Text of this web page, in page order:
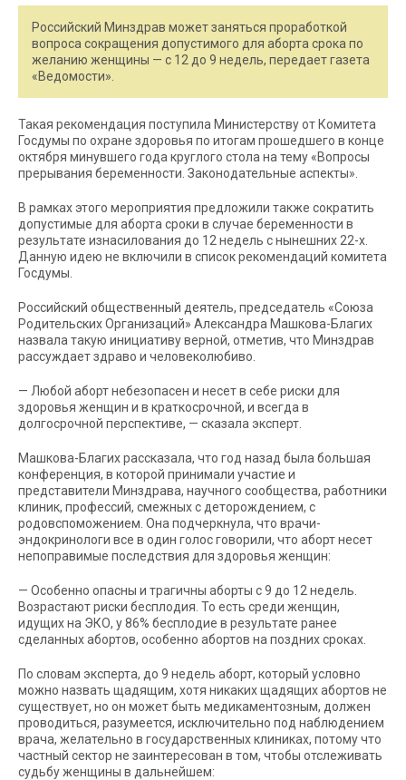
Российский Минздрав может заняться проработкой
вопроса сокращения допустимого для аборта срока по
желанию женщины — с 12 до 9 недель, передает газета
«Ведомости».
Такая рекомендация поступила Министерству от Комитета
Госдумы по охране здоровья по итогам прошедшего в конце
октября минувшего года круглого стола на тему «Вопросы
прерывания беременности. Законодательные аспекты».
В рамках этого мероприятия предложили также сократить
допустимые для аборта сроки в случае беременности в
результате изнасилования до 12 недель с нынешних 22-х.
Данную идею не включили в список рекомендаций комитета
Госдумы.
Российский общественный деятель, председатель «Союза
Родительских Организаций» Александра Машкова-Благих
назвала такую инициативу верной, отметив, что Минздрав
рассуждает здраво и человеколюбиво.
— Любой аборт небезопасен и несет в себе риски для
здоровья женщин и в краткосрочной, и всегда в
долгосрочной перспективе, — сказала эксперт.
Машкова-Благих рассказала, что год назад была большая
конференция, в которой принимали участие и
представители Минздрава, научного сообщества, работники
клиник, профессий, смежных с деторождением, с
родовспоможением. Она подчеркнула, что врачи-
эндокринологи все в один голос говорили, что аборт несет
непоправимые последствия для здоровья женщин:
— Особенно опасны и трагичны аборты с 9 до 12 недель.
Возрастают риски бесплодия. То есть среди женщин,
идущих на ЭКО, у 86% бесплодие в результате ранее
сделанных абортов, особенно абортов на поздних сроках.
По словам эксперта, до 9 недель аборт, который условно
можно назвать щадящим, хотя никаких щадящих абортов не
существует, но он может быть медикаментозным, должен
проводиться, разумеется, исключительно под наблюдением
врача, желательно в государственных клиниках, потому что
частный сектор не заинтересован в том, чтобы отслеживать
судьбу женщины в дальнейшем: